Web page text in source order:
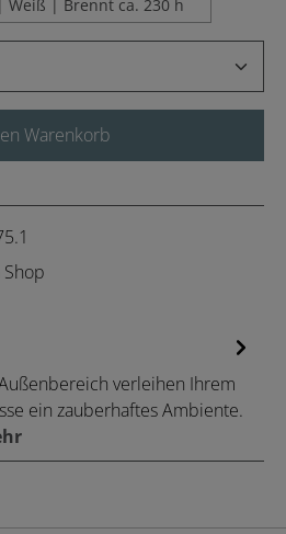
Weiß | Brennt ca. 230 h
den gewünschten
Warenkorb
verleihen Ihrem
ein zauberhaftes Ambiente.